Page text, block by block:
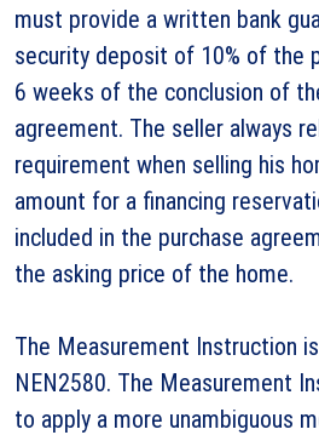
must provide a written bank
security deposit of 10% of the
6 weeks of the conclusion of
agreement. The seller always
requirement when selling his
amount for a financing
included in the purchase
the asking price of the home.
The Measurement Instruction
NEN2580. The Measurement
to apply a more unambiguous